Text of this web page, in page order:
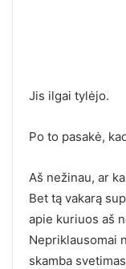
Jis ilgai tylėjo.
Po to pasakė,
Aš nežinau, ar
Bet tą vakarą
apie kuriuos aš
Nepriklausomai
skamba